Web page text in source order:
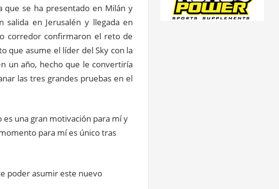
que se ha presentado en Milán y
en Jerusalén y llegada en
corredor confirmaron el reto de
que asume el líder del Sky con la
un año, hecho que le convertiría
las tres grandes pruebas en el
una gran motivación para mí y
para mí es único tras
poder asumir este nuevo